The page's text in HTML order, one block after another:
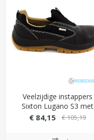
Veelzijdige instappers
Sixton Lugano S3 met
stabile active
€ 84,15 € 105,19